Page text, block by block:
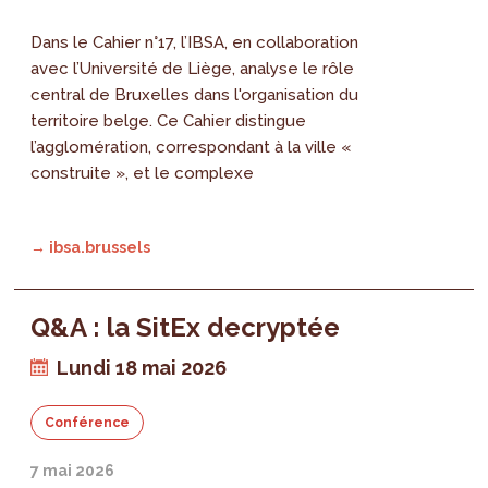
Dans le Cahier n°17, l’IBSA, en collaboration
avec l’Université de Liège, analyse le rôle
central de Bruxelles dans l'organisation du
territoire belge. Ce Cahier distingue
l’agglomération, correspondant à la ville «
construite », et le complexe
→ ibsa.brussels
Q&A : la SitEx decryptée
Lundi 18 mai 2026
Conférence
7 mai 2026